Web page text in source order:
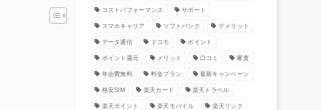
コストパフォーマンス サポート
スマホキャリア ソフトバンク デメリット
データ通信 ドコモ ポイント
ポイント還元 メリット 口コミ 審査
年会費無料 料金プラン 最新キャンペーン
格安SIM 楽天カード 楽天トラベル
楽天ポイント 楽天モバイル 楽天リンク